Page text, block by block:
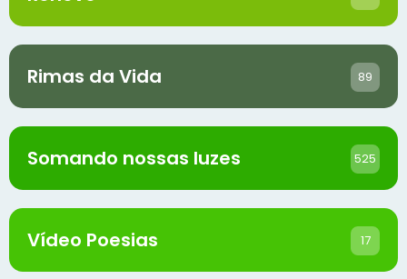
Rimas da Vida 89
Somando nossas luzes 525
Vídeo Poesias 17